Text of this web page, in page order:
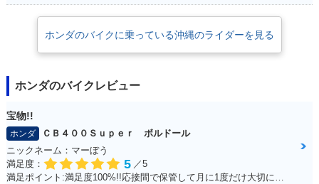
2002年 Super Cub
50 STREET仕様・
マイナーチェンジ
2002年 Super Cub
50 Standard・マイ
ナーチェンジ
2002年 Super Cub
50 Deluxe・マイナ
ーチェンジ
2002年 Super Cub
50 Custom・マイナ
ーチェンジ
2001年 Super Cub
ーチェンジ
ホンダのバイクに乗っている沖縄のライダーを見る
ホンダのバイクレビュー
宝物!!
ホンダ
ＣＢ４００Ｓｕｐｅｒ ボルドール
ニックネーム：マーぼう
満足度：
5 ／5
満足ポイント:満足度100%!!応接間で保管して月に1度だけ大切に乗っています